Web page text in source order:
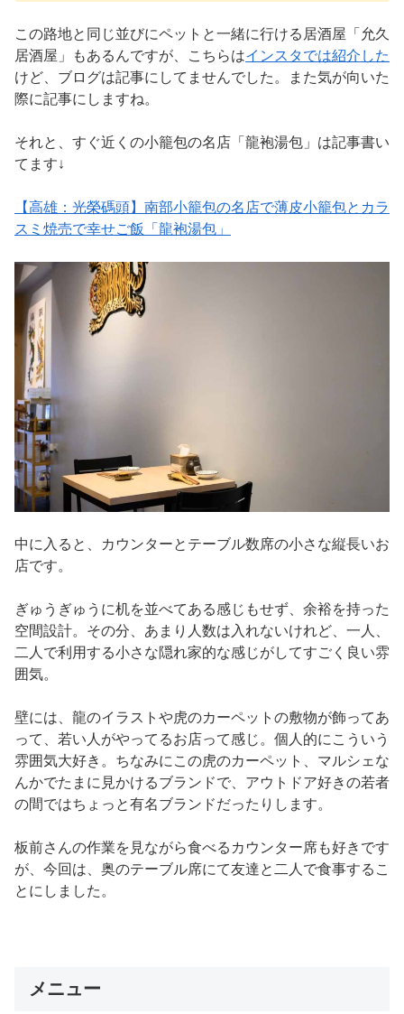
この路地と同じ並びにペットと一緒に行ける居酒屋「允久
居酒屋」もあるんですが、こちらはインスタでは紹介した
けど、ブログは記事にしてませんでした。また気が向いた
際に記事にしますね。
それと、すぐ近くの小籠包の名店「龍袍湯包」は記事書い
てます↓
【高雄：光榮碼頭】南部小籠包の名店で薄皮小籠包とカラ
スミ焼売で幸せご飯「龍袍湯包」
中に入ると、カウンターとテーブル数席の小さな縦長いお
店です。
ぎゅうぎゅうに机を並べてある感じもせず、余裕を持った
空間設計。その分、あまり人数は入れないけれど、一人、
二人で利用する小さな隠れ家的な感じがしてすごく良い雰
囲気。
壁には、龍のイラストや虎のカーペットの敷物が飾ってあ
って、若い人がやってるお店って感じ。個人的にこういう
雰囲気大好き。ちなみにこの虎のカーペット、マルシェな
んかでたまに見かけるブランドで、アウトドア好きの若者
の間ではちょっと有名ブランドだったりします。
板前さんの作業を見ながら食べるカウンター席も好きです
が、今回は、奥のテーブル席にて友達と二人で食事するこ
とにしました。
メニュー